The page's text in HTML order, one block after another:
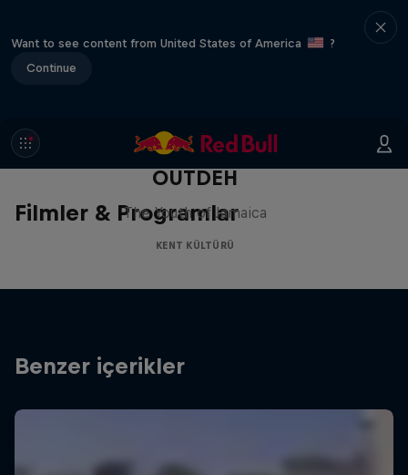
Want to see content from United States of America
?
Continue
Filmler & Programlar
OUTDEH
The Youth of Jamaica
KENT KÜLTÜRÜ
Benzer içerikler